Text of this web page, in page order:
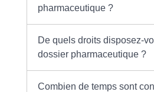
pharmaceutique ?
De quels droits disposez-
dossier pharmaceutique ?
Combien de temps sont